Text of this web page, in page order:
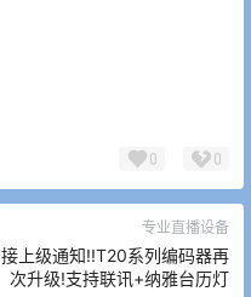
0 0
专业直播设备
接上级通知!!T20系列编码器再
次升级!支持联讯+纳雅台历灯